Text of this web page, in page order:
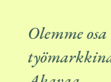
Olemme osa